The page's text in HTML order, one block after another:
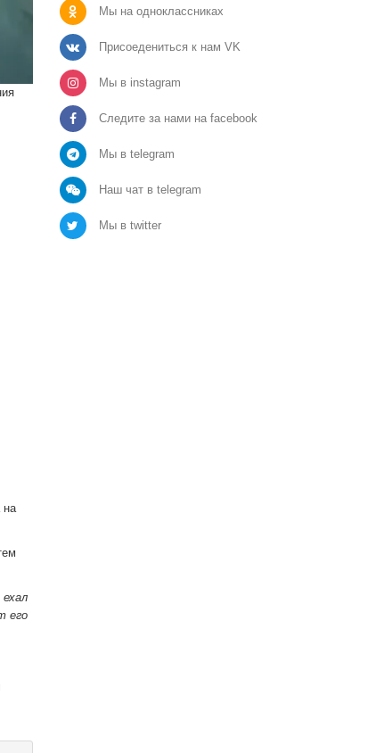
на
его
Мы на одноклассниках
Присоедениться к нам VK
Мы в instagram
Следите за нами на facebook
Мы в telegram
Наш чат в telegram
Мы в twitter